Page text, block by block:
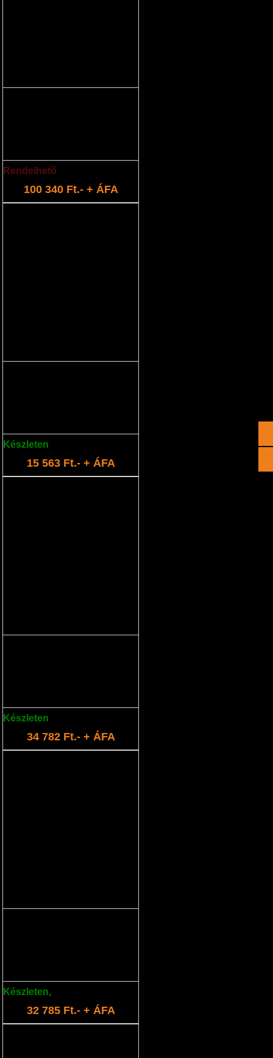
Rendelhető
100 340 Ft.- + ÁFA
Készleten
15 563 Ft.- + ÁFA
Készleten
34 782 Ft.- + ÁFA
Készleten,
32 785 Ft.- + ÁFA